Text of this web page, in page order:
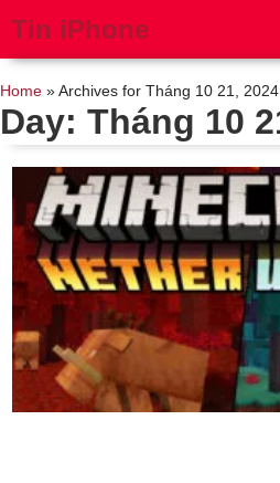
Tin iPhone
Home » Archives for Tháng 10 21, 2024
Day: Tháng 10